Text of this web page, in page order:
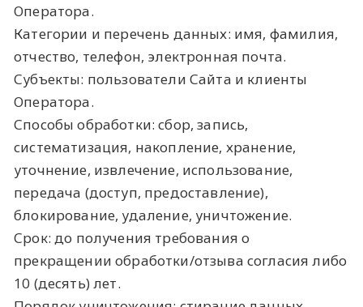
Оператора.
Категории и перечень данных: имя, фамилия,
отчество, телефон, электронная почта.
Субъекты: пользователи Сайта и клиенты
Оператора.
Способы обработки: сбор, запись,
систематизация, накопление, хранение,
уточнение, извлечение, использование,
передача (доступ, предоставление),
блокирование, удаление, уничтожение.
Срок: до получения требования о
прекращении обработки/отзыва согласия либо
10 (десять) лет.